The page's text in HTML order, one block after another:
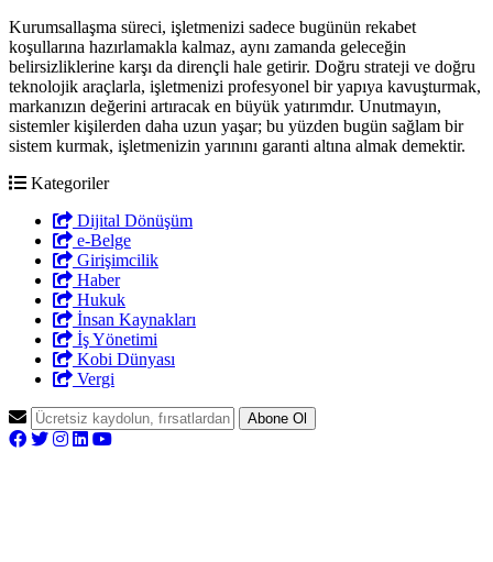
Kurumsallaşma süreci, işletmenizi sadece bugünün rekabet
koşullarına hazırlamakla kalmaz, aynı zamanda geleceğin
belirsizliklerine karşı da dirençli hale getirir. Doğru strateji ve doğru
teknolojik araçlarla, işletmenizi profesyonel bir yapıya kavuşturmak,
markanızın değerini artıracak en büyük yatırımdır. Unutmayın,
sistemler kişilerden daha uzun yaşar; bu yüzden bugün sağlam bir
sistem kurmak, işletmenizin yarınını garanti altına almak demektir.
Kategoriler
Dijital Dönüşüm
e-Belge
Girişimcilik
Haber
Hukuk
İnsan Kaynakları
İş Yönetimi
Kobi Dünyası
Vergi
Abone Ol